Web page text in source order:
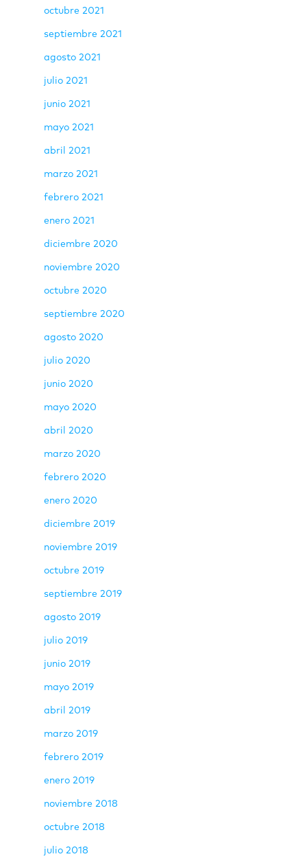
octubre 2021
septiembre 2021
agosto 2021
julio 2021
junio 2021
mayo 2021
abril 2021
marzo 2021
febrero 2021
enero 2021
diciembre 2020
noviembre 2020
octubre 2020
septiembre 2020
agosto 2020
julio 2020
junio 2020
mayo 2020
abril 2020
marzo 2020
febrero 2020
enero 2020
diciembre 2019
noviembre 2019
octubre 2019
septiembre 2019
agosto 2019
julio 2019
junio 2019
mayo 2019
abril 2019
marzo 2019
febrero 2019
enero 2019
noviembre 2018
octubre 2018
julio 2018